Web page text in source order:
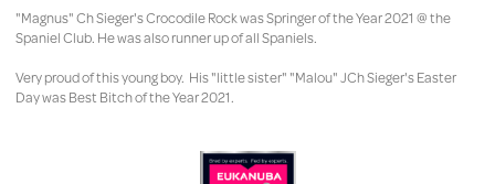
"Magnus" Ch Sieger's Crocodile Rock was Springer of the Year 2021 @ the
Spaniel Club. He was also runner up of all Spaniels.
Very proud of this young boy. His "little sister" "Malou" JCh Sieger's Easter
Day was Best Bitch of the Year 2021.